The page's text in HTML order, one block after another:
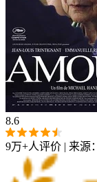
8.6
9万+人评价 | 来源：